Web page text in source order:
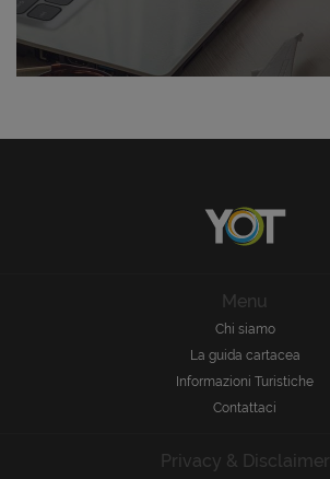
Menu
Chi siamo
La guida cartacea
Informazioni Turistiche
Contattaci
Privacy & Disclaimer